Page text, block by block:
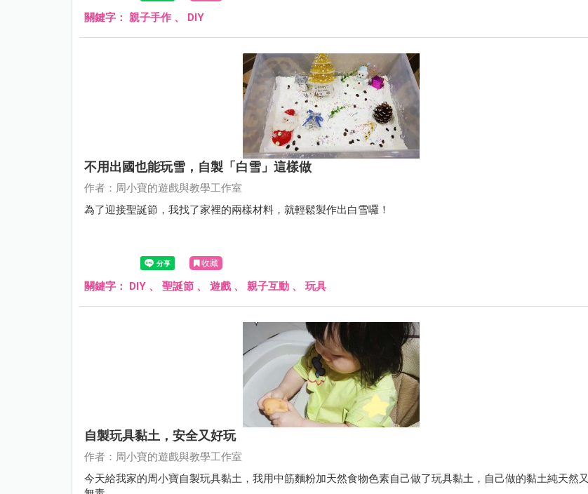
關鍵字： 親子手作 、 DIY
不用出國也能玩雪，自製「白雪」這樣做
作者：周小寶的遊戲與教學工作室
為了迎接聖誕節，我找了家裡的兩樣材料，就輕鬆製作出白雪囉！
收藏
關鍵字： DIY 、 聖誕節 、 遊戲、 親子互動 、 玩具
自製玩具黏土，安全又好玩
作者：周小寶的遊戲與教學工作室
今天給我家的周小寶自製玩具黏土，我用中筋麵粉加天然食物色素自己做了玩具黏土，自己做的黏土純天然又